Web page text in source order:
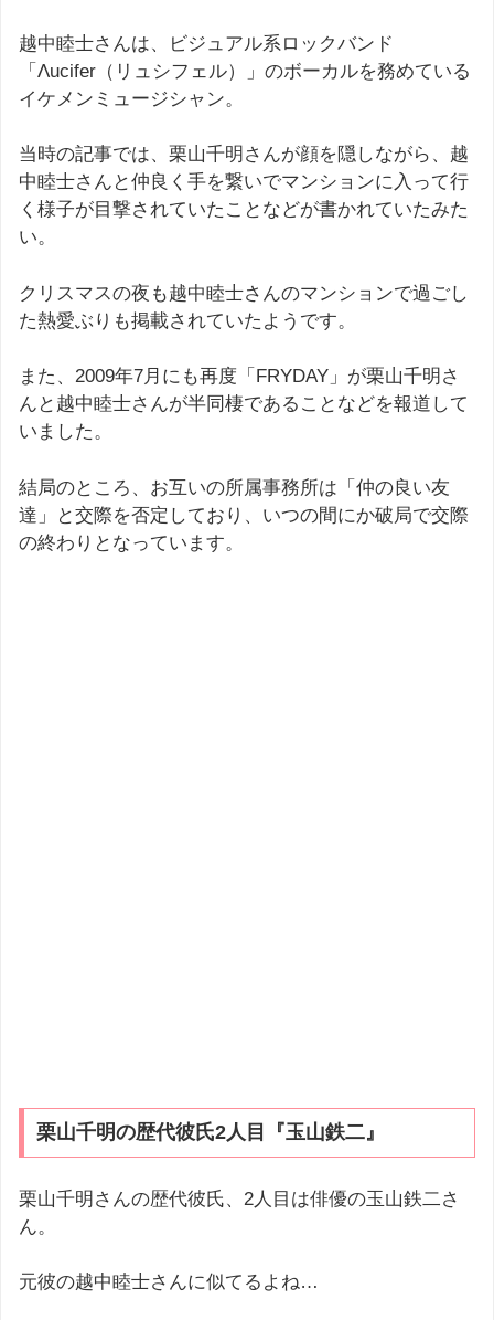
越中睦士さんは、ビジュアル系ロックバンド
「Λucifer（リュシフェル）」のボーカルを務めている
イケメンミュージシャン。
当時の記事では、栗山千明さんが顔を隠しながら、越
中睦士さんと仲良く手を繋いでマンションに入って行
く様子が目撃されていたことなどが書かれていたみた
い。
クリスマスの夜も越中睦士さんのマンションで過ごし
た熱愛ぶりも掲載されていたようです。
また、2009年7月にも再度「FRYDAY」が栗山千明さ
んと越中睦士さんが半同棲であることなどを報道して
いました。
結局のところ、お互いの所属事務所は「仲の良い友
達」と交際を否定しており、いつの間にか破局で交際
の終わりとなっています。
栗山千明の歴代彼氏2人目『玉山鉄二』
栗山千明さんの歴代彼氏、2人目は俳優の玉山鉄二さ
ん。
元彼の越中睦士さんに似てるよね…